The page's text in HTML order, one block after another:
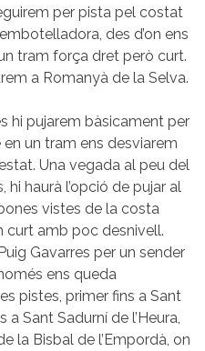
per pista pel costat
des d’on ens
tram força dret però curt.
a Romanyà de la Selva.
hi pujarem bàsicament per
un tram ens desviarem
Una vegada al peu del
hi haurà l’opció de pujar al
vistes de la costa
curt amb poc desnivell.
Gavarres per un sender
ens queda
pistes, primer fins a Sant
Sant Sadurní de l’Heura,
la Bisbal de l’Empordà, on